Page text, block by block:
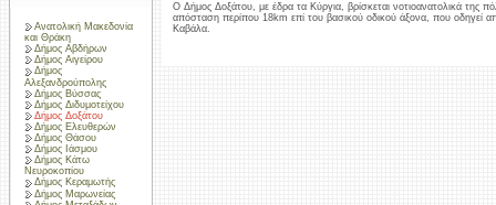
Ανατολική Μακεδονία
και Θράκη
Δήμος Αβδήρων
Δήμος Αιγείρου
Δήμος
Αλεξανδρούπολης
Δήμος Βύσσας
Δήμος Διδυμοτείχου
Δήμος Δοξάτου
Δήμος Ελευθερών
Δήμος Θάσου
Δήμος Ιάσμου
Δήμος Κάτω
Νευροκοπίου
Δήμος Κεραμωτής
Δήμος Μαρωνείας
Ο Δήμος Δοξάτου, με έδρα τα Κύργια, βρίσκεται νοτιοανατολικά της
απόσταση περίπου 18km επί του βασικού οδικού άξονα, που οδηγεί
Καβάλα.